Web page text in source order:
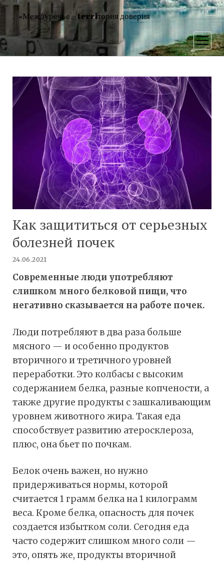
«Междуречье – terriтория доверия
меню
Как защититься от серьезных
болезней почек
24.06.2021
Современные люди употребляют
слишком много белковой пищи, что
негативно сказывается на работе почек.
Люди потребляют в два раза больше
мясного — и особенно продуктов
вторичного и третичного уровней
переработки. Это колбасы с высоким
содержанием белка, разные копчености, а
также другие продукты с зашкаливающим
уровнем животного жира. Такая еда
способствует развитию атеросклероза,
плюс, она бьет по почкам.
Белок очень важен, но нужно
придерживаться нормы, которой
считается 1 грамм белка на 1 килограмм
веса. Кроме белка, опасность для почек
создается избытком соли. Сегодня еда
часто содержит слишком много соли —
это, опять же, продукты вторичной